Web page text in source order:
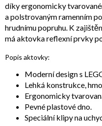
díky ergonomicky
a polstrovaným ramenním
hrudnímu popruhu. K
má aktovka reflexní prvky
Popis aktovky:
Moderní design s
Lehká konstrukce,
Ergonomicky
Pevné plastové dno.
Speciální klipy na